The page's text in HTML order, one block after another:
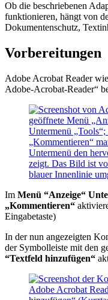
Ob die beschriebenen
funktionieren, hängt von
Dokumentenschutz,
Vorbereitungen
Adobe Acrobat Reader
Adobe-Acrobat-Reader“
Im Menü “Anzeige“
„Kommentieren“
Eingabetaste)
In der nun angezeigten
der Symbolleiste mit den
“Textfeld hinzufügen“